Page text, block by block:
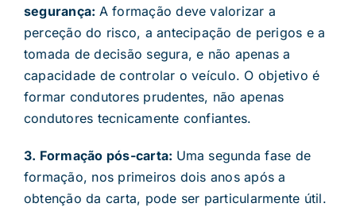
segurança: A formação deve valorizar a
perceção do risco, a antecipação de perigos e a
tomada de decisão segura, e não apenas a
capacidade de controlar o veículo. O objetivo é
formar condutores prudentes, não apenas
condutores tecnicamente confiantes.
3. Formação pós-carta: Uma segunda fase de
formação, nos primeiros dois anos após a
obtenção da carta, pode ser particularmente útil.